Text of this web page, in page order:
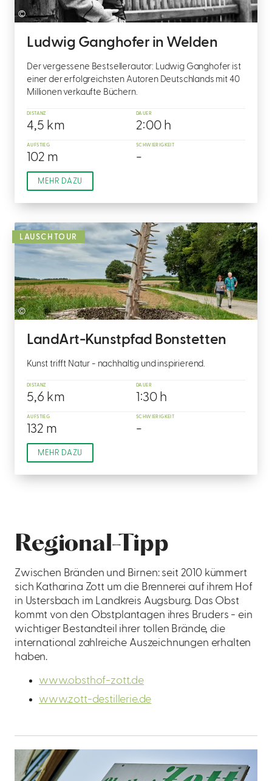
©
Ludwig Ganghofer in Welden
Der vergessene Bestsellerautor: Ludwig Ganghofer ist
einer der erfolgreichsten Autoren Deutschlands mit 40
Millionen verkaufte Büchern.
DISTANZ
4,5 km
DAUER
2:00 h
AUFSTIEG
102 m
SCHWIERIGKEIT
-
MEHR DAZU
LAUSCHTOUR
©
LandArt-Kunstpfad Bonstetten
Kunst trifft Natur - nachhaltig und inspirierend.
DISTANZ
5,6 km
DAUER
1:30 h
AUFSTIEG
132 m
SCHWIERIGKEIT
-
MEHR DAZU
Regional-Tipp
Zwischen Bränden und Birnen: seit 2010 kümmert
sich Katharina Zott um die Brennerei auf ihrem Hof
in Ustersbach im Landkreis Augsburg. Das Obst
kommt von den Obstplantagen ihres Bruders - ein
wichtiger Bestandteil ihrer tollen Brände, die
international zahlreiche Auszeichnungen erhalten
haben.
www.obsthof-zott.de
www.zott-destillerie.de